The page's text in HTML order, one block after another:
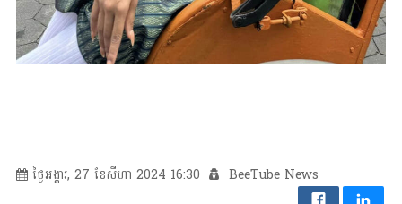
ថ្ងៃអង្គារ, 27 ខែសីហា 2024 16:30 BeeTube News